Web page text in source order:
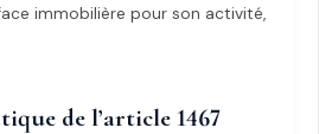
immobilière pour son activité,
de l’article 1467